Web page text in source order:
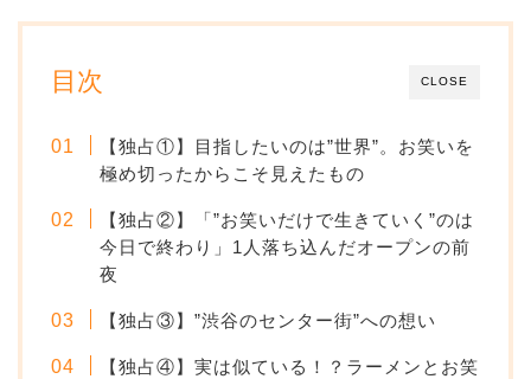
CLOSE
目次
【独占①】目指したいのは”世界”。お笑いを
極め切ったからこそ見えたもの
【独占②】「”お笑いだけで生きていく”のは
今日で終わり」1人落ち込んだオープンの前
夜
【独占③】”渋谷のセンター街”への想い
【独占④】実は似ている！？ラーメンとお笑